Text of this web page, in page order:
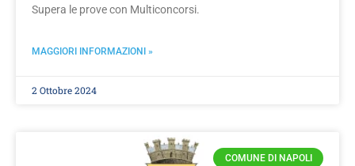
Supera le prove con Multiconcorsi.
MAGGIORI INFORMAZIONI »
2 Ottobre 2024
COMUNE DI NAPOLI